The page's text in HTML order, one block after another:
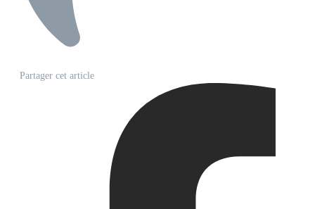
Partager cet article